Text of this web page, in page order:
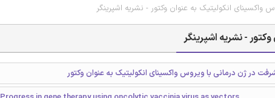
انکولیتیک به عنوان وکتور - نشریه اشپرینگر
- نشریه اشپرینگر
در ژن درمانی با ویروس واکسینای انکولیتیک به عنوان وکتور